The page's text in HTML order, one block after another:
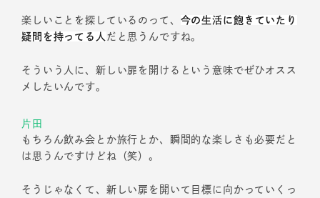
楽しいことを探しているのって、 今の生活に飽きていたり
疑問を持ってる人 だと思うんですね。
そういう人に、新しい扉を開けるという意味でぜひオスス
メしたいんです。
片田
もちろん飲み会とか旅行とか、瞬間的な楽しさも必要だと
は思うんですけどね（笑）。
そうじゃなくて、新しい扉を開いて目標に向かっていくっ